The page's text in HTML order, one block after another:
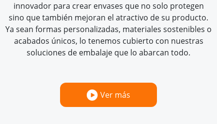
innovador para crear envases que no solo protegen
sino que también mejoran el atractivo de su producto.
Ya sean formas personalizadas, materiales sostenibles o
acabados únicos, lo tenemos cubierto con nuestras
soluciones de embalaje que lo abarcan todo.
Ver más